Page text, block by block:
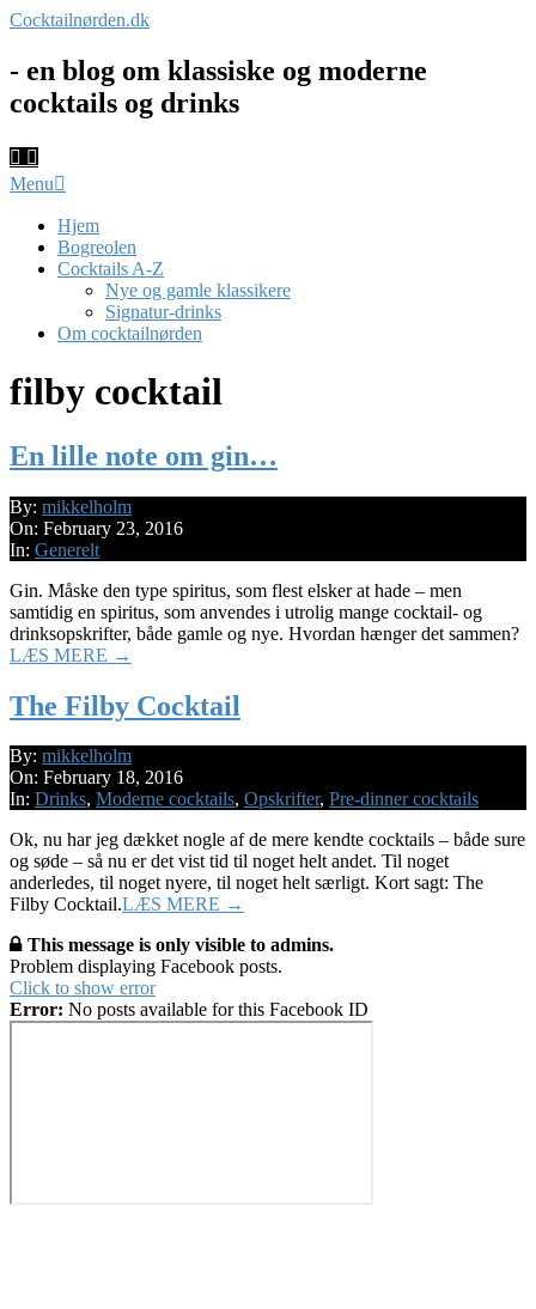
Skip
content
Cocktailnørden.dk
- en blog om klassiske og moderne
cocktails og drinks
Primary
Menu
Menu
Hjem
Bogreolen
Cocktails A-Z
Nye og gamle klassikere
Signatur-drinks
Om cocktailnørden
filby cocktail
En lille note om gin…
2016-
02-
23
By: mikkelholm
On: February 23, 2016
In: Generelt
Gin. Måske den type spiritus, som flest elsker at hade – men
samtidig en spiritus, som anvendes i utrolig mange cocktail- og
drinksopskrifter, både gamle og nye. Hvordan hænger det sammen?
LÆS MERE →
The Filby Cocktail
2016-
02-
18
By: mikkelholm
On: February 18, 2016
In: Drinks, Moderne cocktails, Opskrifter, Pre-dinner cocktails
Ok, nu har jeg dækket nogle af de mere kendte cocktails – både sure
og søde – så nu er det vist tid til noget helt andet. Til noget
anderledes, til noget nyere, til noget helt særligt. Kort sagt: The
Filby Cocktail.LÆS MERE →
This message is only visible to admins.
Problem displaying Facebook posts.
Click to show error
Error: No posts available for this Facebook ID